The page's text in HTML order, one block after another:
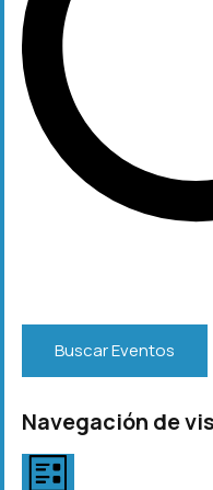
Buscar Eventos
Navegación de